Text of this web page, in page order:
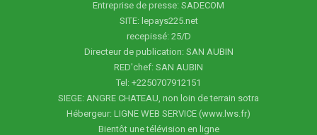
Entreprise de presse: SADECOM
SITE: lepays225.net
recepissé: 25/D
Directeur de publication: SAN AUBIN
RED'chef: SAN AUBIN
Tel: +2250707912151
SIEGE: ANGRE CHATEAU, non loin de terrain sotra
Hébergeur: LIGNE WEB SERVICE (www.lws.fr)
Bientôt une télévision en ligne